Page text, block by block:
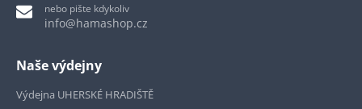
nebo pište kdykoliv
info@hamashop.cz
Naše výdejny
Výdejna UHERSKÉ HRADIŠTĚ